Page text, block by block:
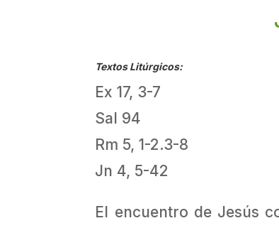
Textos Litúrgicos:
Ex 17, 3-7
Sal 94
Rm 5, 1-2.3-8
Jn 4, 5-42
El encuentro de Jesús